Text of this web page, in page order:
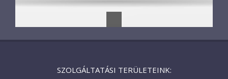
SZOLGÁLTATÁSI TERÜLETEINK: